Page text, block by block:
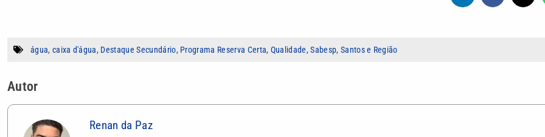
água, caixa d'água, Destaque Secundário, Programa Reserva Certa, Qualidade,Sabesp, Santos e Região
Autor
Renan da Paz